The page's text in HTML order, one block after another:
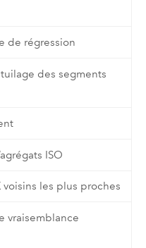
de régression
des segments
ISO
voisins les plus proches
vraisemblance